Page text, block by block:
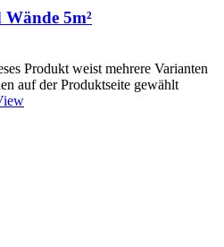
5m²
Produkt weist mehrere Varianten
auf der Produktseite gewählt